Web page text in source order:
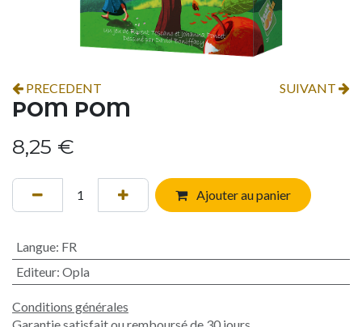
PRECEDENT SUIVANT
POM POM
8,25 €
Ajouter au panier
Langue: FR
Editeur: Opla
Conditions générales